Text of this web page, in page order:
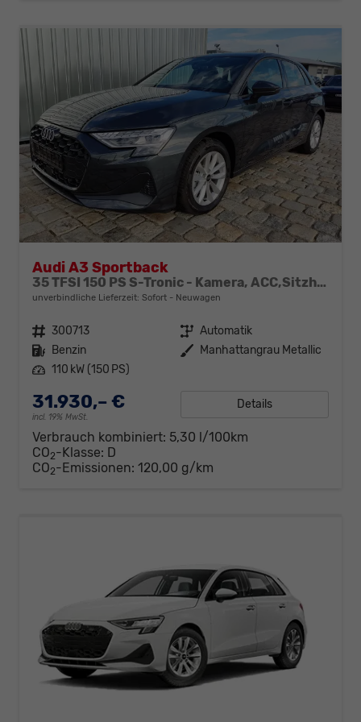
Audi A3 Sportback
35 TFSI 150 PS S-Tronic - Kamera, ACC,Sitzheizung-4 Jahre Garantie-Sofort
unverbindliche Lieferzeit: Sofort Neuwagen
Fahrzeugnr. 300713 Getriebe Automatik
Kraftstoff Benzin Außenfarbe Manhattangrau Metallic
Leistung 110 kW (150 PS)
31.930,– €
incl. 19% MwSt.
Details
Verbrauch kombiniert: 5,30 l/100km
CO2-Klasse: D
CO2-Emissionen: 120,00 g/km